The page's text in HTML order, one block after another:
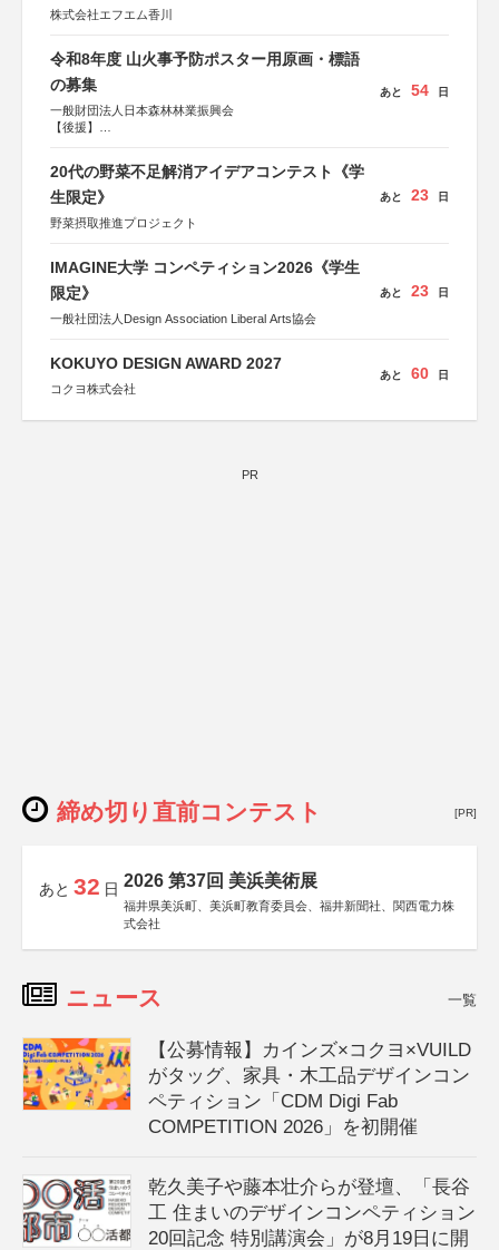
株式会社エフエム香川
令和8年度 山火事予防ポスター用原画・標語
の募集
一般財団法人日本森林林業振興会
【後援】
あと 54 日
20代の野菜不足解消アイデアコンテスト《学
生限定》
野菜摂取推進プロジェクト
あと 23 日
IMAGINE大学 コンペティション2026《学生
限定》
一般社団法人Design Association Liberal Arts協会
あと 23 日
KOKUYO DESIGN AWARD 2027
コクヨ株式会社
あと 60 日
PR
締め切り直前コンテスト [PR]
あと 32 日 2026 第37回 美浜美術展
福井県美浜町、美浜町教育委員会、福井新聞社、関西電力株
式会社
ニュース 一覧
【公募情報】カインズ×コクヨ×VUILD
がタッグ、家具・木工品デザインコン
ペティション「CDM Digi Fab
COMPETITION 2026」を初開催
乾久美子や藤本壮介らが登壇、「長谷
工 住まいのデザインコンペティション
20回記念 特別講演会」が8月19日に開